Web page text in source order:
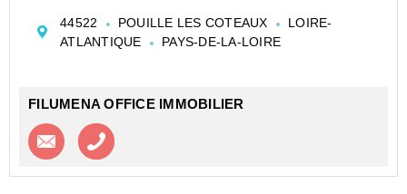
chambres, d'une salle de bains ainsi que d'un WC ind...
44522 POUILLE LES COTEAUX
LOIRE-
ATLANTIQUE
PAYS-DE-LA-LOIRE
FILUMENA OFFICE IMMOBILIER
Contacter l'agence